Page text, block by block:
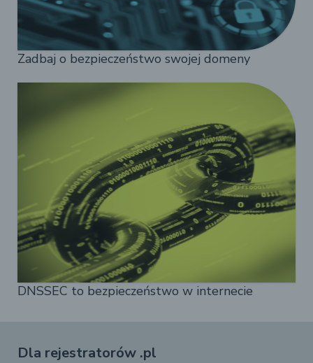
Zadbaj o bezpieczeństwo swojej domeny
DNSSEC to bezpieczeństwo w internecie
Dla rejestratorów .pl